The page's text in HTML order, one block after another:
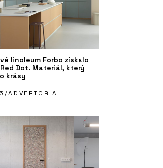
linoleum Forbo získalo
Dot. Materiál, který
krásy
/ADVERTORIAL